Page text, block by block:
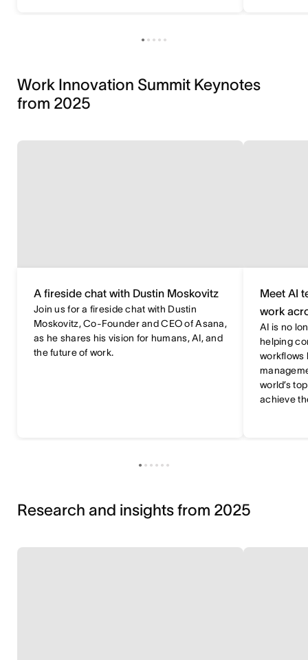
Work Innovation Summit Keynotes
from 2025
A fireside chat with Dustin Moskovitz
Join us for a fireside chat with Dustin
Moskovitz, Co-Founder and CEO of Asana,
as he shares his vision for humans, AI, and
the future of work.
Meet AI
work
AI is no
helping
workflows
world’s
achieve
Research and insights from 2025